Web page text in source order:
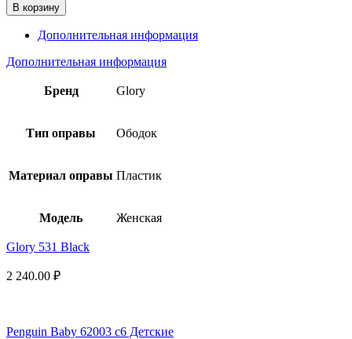
В корзину
Дополнительная информация
Дополнительная информация
Бренд Glory
Тип оправы Ободок
Материал оправы Пластик
Модель Женская
Glory 531 Black
2 240.00 ₽
Penguin Baby 62003 c6 Детские